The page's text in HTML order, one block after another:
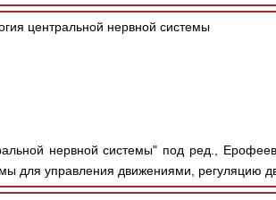
центральной нервной системы
нервной системы" под ред.,
для управления движениями, регуляцию